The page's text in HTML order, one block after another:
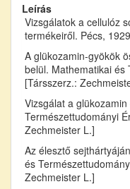
Leírás
Vizsgálatok a cellulóz
termékeiről. Pécs,
A glükozamin-gyökök
belül. Mathematikai és
[Társszerz.:
Vizsgálat a
Természettudományi
Zechmeister L.]
Az élesztő
és
Zechmeister L.]